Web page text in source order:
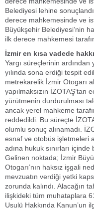
Belediyesi lehine
derece mahkemesinde ve
Büyükşehir Belediyesi’nin
ilk derece mahkemesi
İzmir en kısa vadede
Yargı süreçlerinin
yılında sona erdiği tespit
metrekarelik İzmir Otogarı
yapılmaksızın İZOTAŞ’tan
yürütmenin durdurulması
ancak yerel mahkeme
reddedildi. Bu süreçte
olumlu sonuç alınamadı.
esnaf ve otobüs işletmeleri
adına hukuk sınırları
Gelinen noktada; İzmir
Otogarı’nın haksız işgali
mevzuatın verdiği yetki
zorunda kalındı. Alacağın
ilişkideki tüm muhataplara
Usulü Hakkında Kanun’un